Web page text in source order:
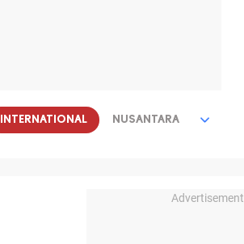
INTERNATIONAL NUSANTARA
Advertisement